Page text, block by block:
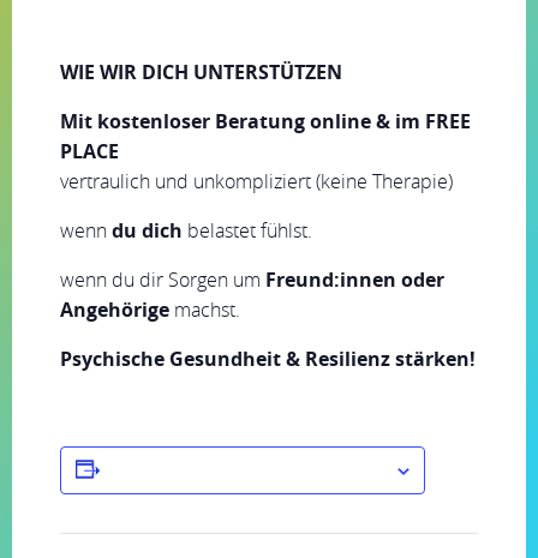
WIE WIR DICH UNTERSTÜTZEN
Mit kostenloser Beratung online & im FREE
PLACE
vertraulich und unkompliziert (keine Therapie)
wenndu dich belastet fühlst.
wenn du dir Sorgen um Freund:innen oder
Angehörige machst.
Psychische Gesundheit & Resilienz stärken!